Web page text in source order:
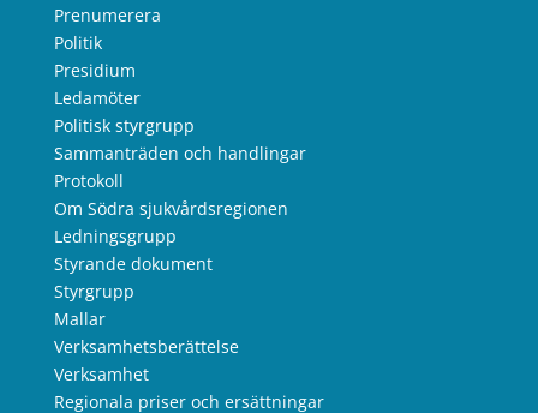
Prenumerera
Politik
Presidium
Ledamöter
Politisk styrgrupp
Sammanträden och handlingar
Protokoll
Om Södra sjukvårdsregionen
Ledningsgrupp
Styrande dokument
Styrgrupp
Mallar
Verksamhetsberättelse
Verksamhet
Regionala priser och ersättningar